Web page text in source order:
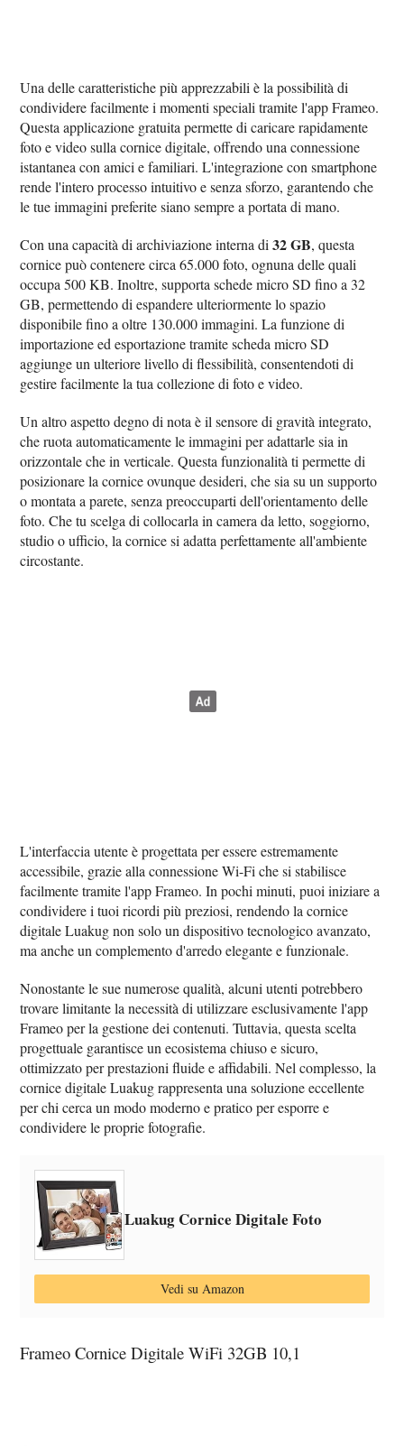
Una delle caratteristiche più apprezzabili è la possibilità di
condividere facilmente i momenti speciali tramite l'app Frameo.
Questa applicazione gratuita permette di caricare rapidamente
foto e video sulla cornice digitale, offrendo una connessione
istantanea con amici e familiari. L'integrazione con smartphone
rende l'intero processo intuitivo e senza sforzo, garantendo che
le tue immagini preferite siano sempre a portata di mano.
Con una capacità di archiviazione interna di32 GB, questa
cornice può contenere circa 65.000 foto, ognuna delle quali
occupa 500 KB. Inoltre, supporta schede micro SD fino a 32
GB, permettendo di espandere ulteriormente lo spazio
disponibile fino a oltre 130.000 immagini. La funzione di
importazione ed esportazione tramite scheda micro SD
aggiunge un ulteriore livello di flessibilità, consentendoti di
gestire facilmente la tua collezione di foto e video.
Un altro aspetto degno di nota è il sensore di gravità integrato,
che ruota automaticamente le immagini per adattarle sia in
orizzontale che in verticale. Questa funzionalità ti permette di
posizionare la cornice ovunque desideri, che sia su un supporto
o montata a parete, senza preoccuparti dell'orientamento delle
foto. Che tu scelga di collocarla in camera da letto, soggiorno,
studio o ufficio, la cornice si adatta perfettamente all'ambiente
circostante.
L'interfaccia utente è progettata per essere estremamente
accessibile, grazie alla connessione Wi-Fi che si stabilisce
facilmente tramite l'app Frameo. In pochi minuti, puoi iniziare a
condividere i tuoi ricordi più preziosi, rendendo la cornice
digitale Luakug non solo un dispositivo tecnologico avanzato,
ma anche un complemento d'arredo elegante e funzionale.
Nonostante le sue numerose qualità, alcuni utenti potrebbero
trovare limitante la necessità di utilizzare esclusivamente l'app
Frameo per la gestione dei contenuti. Tuttavia, questa scelta
progettuale garantisce un ecosistema chiuso e sicuro,
ottimizzato per prestazioni fluide e affidabili. Nel complesso, la
cornice digitale Luakug rappresenta una soluzione eccellente
per chi cerca un modo moderno e pratico per esporre e
condividere le proprie fotografie.
Luakug Cornice Digitale Foto
Vedi su Amazon
Frameo Cornice Digitale WiFi 32GB 10,1